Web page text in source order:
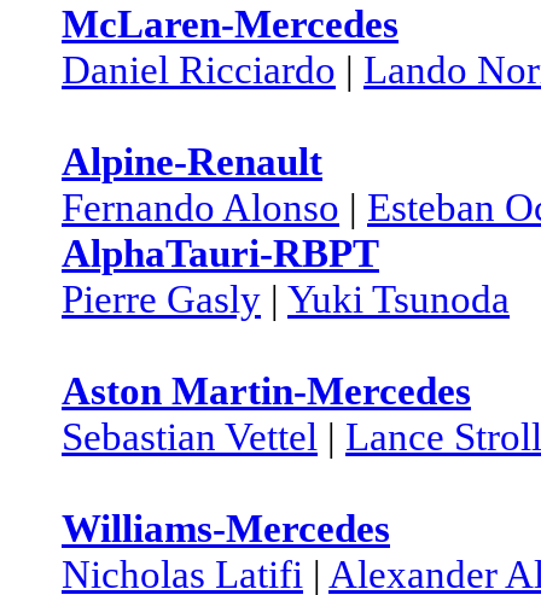
McLaren-Mercedes
Daniel Ricciardo | Lando
Alpine-Renault
Fernando Alonso | Esteban
AlphaTauri-RBPT
Pierre Gasly | Yuki Tsunoda
Aston Martin-Mercedes
Sebastian Vettel | Lance Stroll
Williams-Mercedes
Nicholas Latifi | Alexander